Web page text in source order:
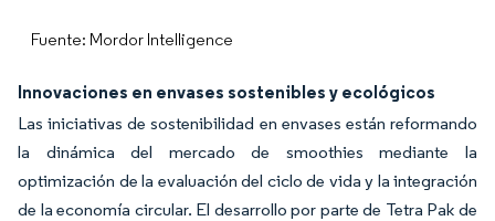
Fuente: Mordor Intelligence
Innovaciones en envases sostenibles y ecológicos
Las iniciativas de sostenibilidad en envases están reformando
la dinámica del mercado de smoothies mediante la
optimización de la evaluación del ciclo de vida y la integración
de la economía circular. El desarrollo por parte de Tetra Pak de